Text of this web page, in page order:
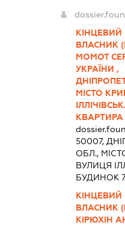
КІНЦЕВИЙ
ВЛАСНИК
МОМОТ
УКРАЇНИ ,
МІСТО
КВАРТИРА
50007,
ОБЛ.,
ВУЛИЦЯ
БУДИНОК
КІНЦЕВИЙ
ВЛАСНИК
КІРЮХІН